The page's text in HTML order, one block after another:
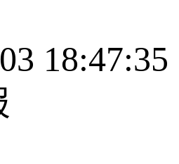
18:47:35